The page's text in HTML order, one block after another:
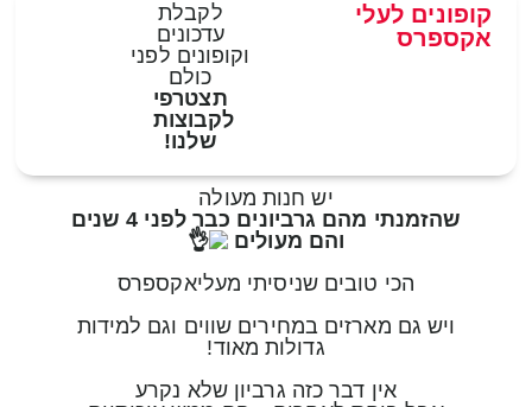
לקבלת
עדכונים
וקופונים לפני
כולם
תצטרפי
לקבוצות
שלנו!
קופונים לעלי
אקספרס
יש חנות מעולה
שהזמנתי מהם גרביונים כבר לפני 4 שנים
והם מעולים
הכי טובים שניסיתי מעליאקספרס
ויש גם מארזים במחירים שווים וגם למידות
גדולות מאוד!
אין דבר כזה גרביון שלא נקרע